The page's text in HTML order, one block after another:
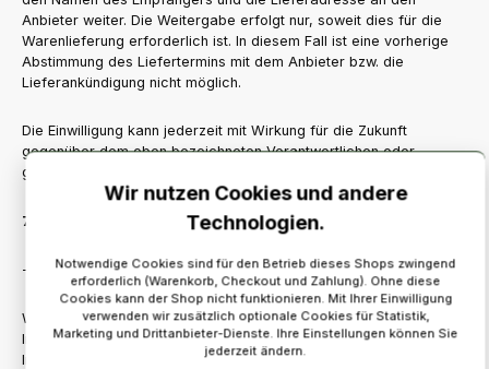
Anbieter weiter. Die Weitergabe erfolgt nur, soweit dies für die
Warenlieferung erforderlich ist. In diesem Fall ist eine vorherige
Abstimmung des Liefertermins mit dem Anbieter bzw. die
Lieferankündigung nicht möglich.
Die Einwilligung kann jederzeit mit Wirkung für die Zukunft
gegenüber dem oben bezeichneten Verantwortlichen oder
gegenüber dem Anbieter widerrufen werden.
7.3 Verwendung von Paymentdienstleistern (Zahlungsdiensten)
- Google Pay
Wenn Sie sich für die Zahlungsart „Google Pay“ der Google
Ireland Limited, Gordon House, 4 Barrow St, Dublin, D04 E5W5,
Irland („Google“) entscheiden, erfolgt die Zahlungsabwicklung
Wir nutzen Cookies und andere
Technologien.
Notwendige Cookies sind für den Betrieb dieses Shops zwingend
erforderlich (Warenkorb, Checkout und Zahlung). Ohne diese
Cookies kann der Shop nicht funktionieren. Mit Ihrer Einwilligung
verwenden wir zusätzlich optionale Cookies für Statistik,
Marketing und Drittanbieter-Dienste. Ihre Einstellungen können Sie
jederzeit ändern.